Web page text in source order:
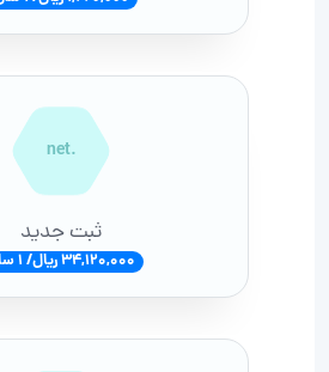
.net
ثبت جدید
34,120,000 ریال/ 1 سال